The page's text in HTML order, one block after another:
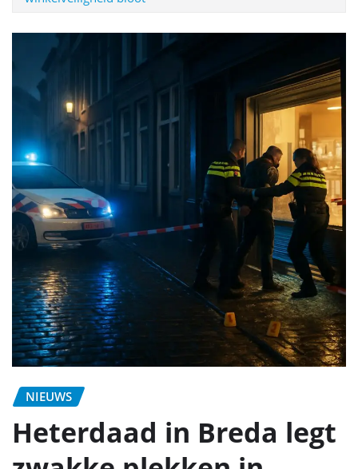
NIEUWS
Heterdaad in Breda legt